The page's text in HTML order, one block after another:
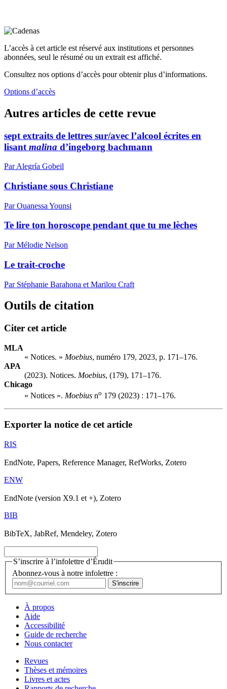
L’accès à cet article est réservé aux institutions et personnes
abonnées, seul le résumé ou un extrait est affiché.
Consultez nos options d’accès pour obtenir plus d’informations.
Options d’accès
Autres articles de cette revue
sept extraits de lettres sur/avec l’alcool écrites en
lisant malina d’ingeborg bachmann
Par Alegría Gobeil
Christiane sous Christiane
Par Ouanessa Younsi
Te lire ton horoscope pendant que tu me lèches
Par Mélodie Nelson
Le trait-croche
Par Stéphanie Barahona et Marilou Craft
Outils de citation
Citer cet article
MLA
« Notices. » Moebius, numéro 179, 2023, p. 171–176.
APA
(2023). Notices. Moebius, (179), 171–176.
Chicago
« Notices ». Moebius no 179 (2023) : 171–176.
Exporter la notice de cet article
RIS
EndNote, Papers, Reference Manager, RefWorks, Zotero
ENW
EndNote (version X9.1 et +), Zotero
BIB
BibTeX, JabRef, Mendeley, Zotero
S’inscrire à l’infolettre d’Érudit
Abonnez-vous à notre infolettre :
À propos
Aide
Accessibilité
Guide de recherche
Nous contacter
Revues
Thèses et mémoires
Livres et actes